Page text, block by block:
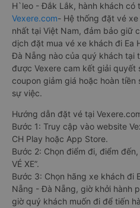
H`leo - Đắk Lắk, hành khách có
Vexere.com- Hệ thống đặt vé
nhất tại Việt Nam, đảm bảo giữ
dịch đặt mua vé xe khách đi
Đà Nẵng nào của quý khách tại
được Vexere cam kết giải quyết
coupon giảm giá hoặc hoàn
sự việc.
Hướng dẫn đặt vé tại
Bước 1: Truy cập vào website
CH Play hoặc App Store.
Bước 2: Chọn điểm đi, điểm
VÉ XE”.
Bước 3: Chọn hãng xe khách đi
Nẵng - Đà Nẵng, giờ khởi hành
giờ quý khách muốn đi để tiến